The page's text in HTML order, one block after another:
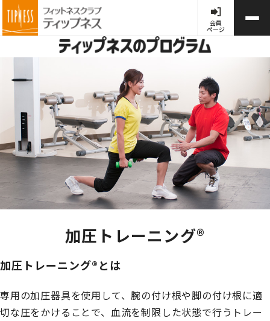
会員
ページ
加圧トレーニング®
加圧トレーニング®とは
専用の加圧器具を使用して、腕の付け根や脚の付け根に適
切な圧をかけることで、血流を制限した状態で行うトレー